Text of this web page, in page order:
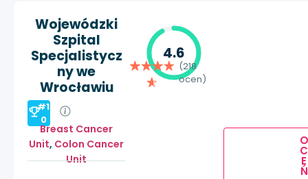
Wojewódzki
Szpital
Specjalistycz
ny we
Wrocławiu
#1
0
Breast Cancer
Unit, Colon Cancer
Unit
4.6
(218
ocen)
O
C
E
Ń